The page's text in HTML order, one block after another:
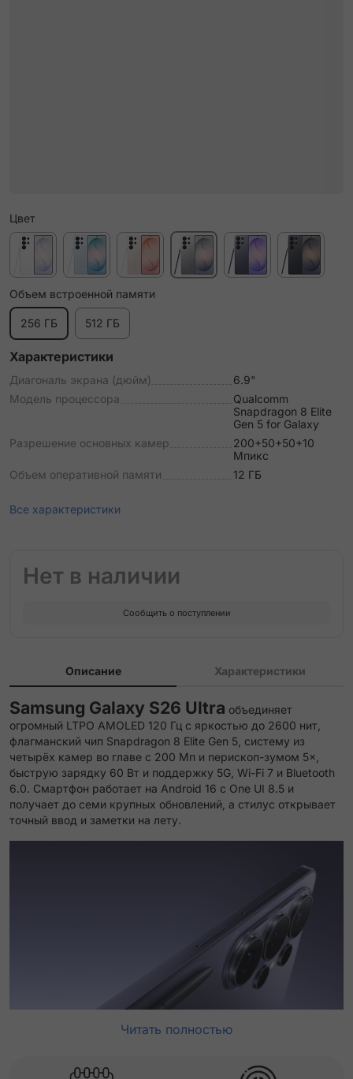
Цвет
Объем встроенной памяти
256 ГБ 512 ГБ
Характеристики
Диагональ экрана (дюйм)
6.9"
Модель процессора
Qualcomm
Snapdragon 8 Elite
Gen 5 for Galaxy
Разрешение основных камер
200+50+50+10
Мпикс
Объем оперативной памяти
12 ГБ
Все характеристики
Нет в наличии
Сообщить о поступлении
Описание Характеристики
Samsung Galaxy S26 Ultra объединяет
огромный LTPO AMOLED 120 Гц с яркостью до 2600 нит,
флагманский чип Snapdragon 8 Elite Gen 5, систему из
четырёх камер во главе с 200 Мп и перископ-зумом 5×,
быструю зарядку 60 Вт и поддержку 5G, Wi-Fi 7 и Bluetooth
6.0. Смартфон работает на Android 16 с One UI 8.5 и
получает до семи крупных обновлений, а стилус открывает
точный ввод и заметки на лету.
Читать полностью